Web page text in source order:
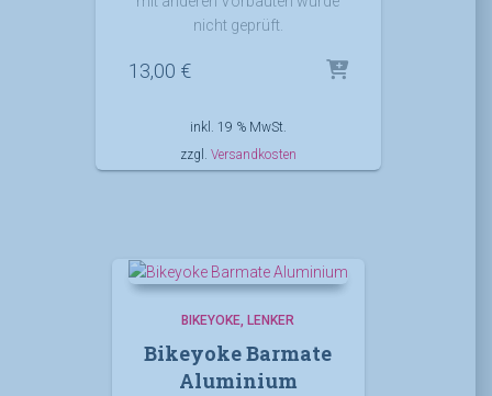
nicht geprüft.
13,00 €
inkl. 19 % MwSt.
zzgl. Versandkosten
BIKEYOKE LENKER
Bikeyoke Barmate
Aluminium